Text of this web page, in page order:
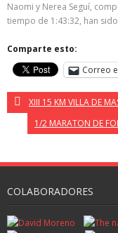
Naomi y Nerea Seguí,
tiempo de 1:43:32, han
Comparte esto:
Correo
XIII 15 KM VILLA DE
1/2 MARATON DE
COLABORADORES